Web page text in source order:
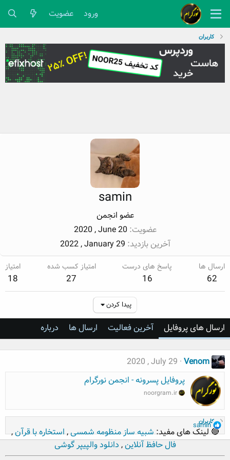
ورود عضویت
کاربران
samin
عضو انجمن
عضویت 2020 , June 20
آخرین بازدید 2022 , January 29
ارسال ها
62
پاسخ های درست
16
امتیاز کسب شده
27
امتیاز
18
پیدا کردن
ارسال های پروفایل آخرین فعالیت ارسال ها درباره
Venom
2020 , July 29
پروفایل پسرونه - انجمن نورگرام
noorgram.ir
R
e
c
samin
کاربران
🔴 لینک های مفید:شبیه ساز منظومه شمسی,استخاره با قرآن,
فال حافظ آنلاین, دانلود والپیپر گوشی